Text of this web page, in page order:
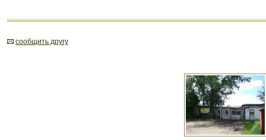
cообщить другу